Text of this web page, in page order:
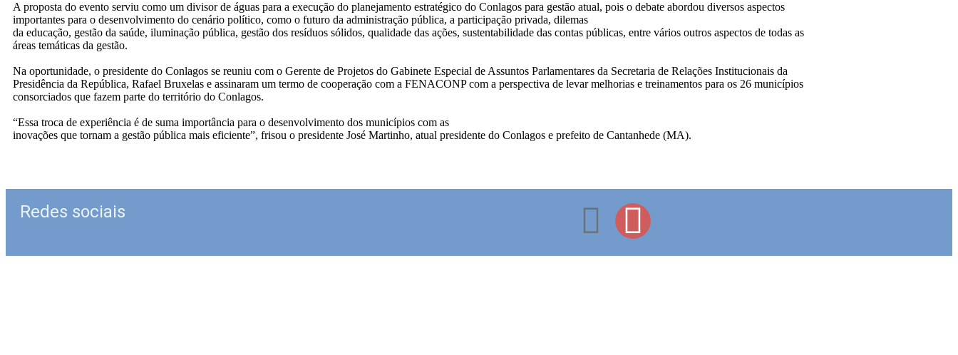
A proposta do evento serviu como um divisor de águas para a execução do planejamento estratégico do Conlagos para gestão atual, pois o debate abordou diversos aspectos
importantes para o desenvolvimento do cenário político, como o futuro da administração pública, a participação privada, dilemas
da educação, gestão da saúde, iluminação pública, gestão dos resíduos sólidos, qualidade das ações, sustentabilidade das contas públicas, entre vários outros aspectos de todas as
áreas temáticas da gestão.
Na oportunidade, o presidente do Conlagos se reuniu com o Gerente de Projetos do Gabinete Especial de Assuntos Parlamentares da Secretaria de Relações Institucionais da
Presidência da República, Rafael Bruxelas e assinaram um termo de cooperação com a FENACONP com a perspectiva de levar melhorias e treinamentos para os 26 municípios
consorciados que fazem parte do território do Conlagos.
“Essa troca de experiência é de suma importância para o desenvolvimento dos municípios com as
inovações que tornam a gestão pública mais eficiente”, frisou o presidente José Martinho, atual presidente do Conlagos e prefeito de Cantanhede (MA).
Redes sociais